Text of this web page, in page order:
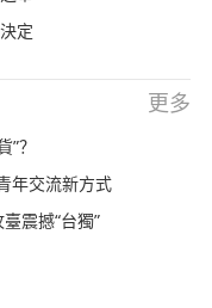
定
更多
？
年交流新方式
震撼“台獨”